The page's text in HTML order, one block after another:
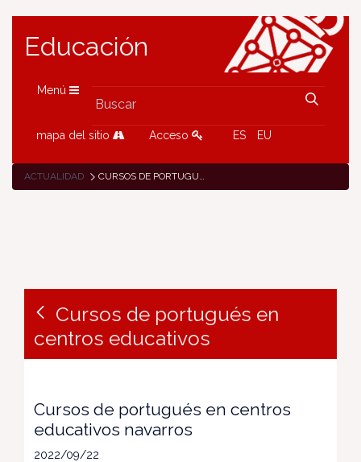
Educación
Menú
mapa del sitio Acceso ES EU
ACTUALIDAD CURSOS DE PORTUGUÉS EN CENTROS EDUCATIVOS
Cursos de portugués en
centros educativos
Cursos de portugués en centros
educativos navarros
2022/09/22